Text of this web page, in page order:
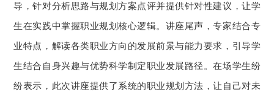
导，针对分析思路与规划方案点评并提供针对性建议，让学
生在实践中掌握职业规划核心逻辑。讲座尾声，专家结合专
业特点，解读各类职业方向的发展前景与能力要求，引导学
生结合自身兴趣与优势科学制定职业发展路径。在场学生纷
纷表示，此次讲座提供了系统的职业规划方法，让自己对未